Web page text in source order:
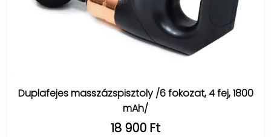
Duplafejes masszázspisztoly /6 fokozat, 4 fej, 1800
mAh/
18 900 Ft